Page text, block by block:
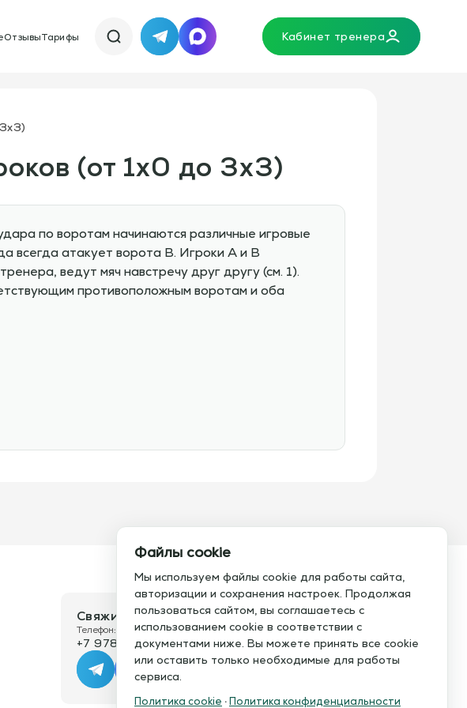
ОтзывыТарифы TelegramMAX Кабинет тренера
(от 1х0 до 3х3)
по воротам начинаются различные игровые
атакует ворота B. Игроки A и B
ведут мяч навстречу друг другу (см. 1).
противоположным воротам и оба
Свяжитесь с нами
Телефон:
+7 978 793 21 93
Электронная почта:
info@assistent-trenera.ru
Telegram
MAX
Файлы cookie
Мы используем файлы cookie для работы сайта,
авторизации и сохранения настроек. Продолжая
пользоваться сайтом, вы соглашаетесь с
использованием cookie в соответствии с
документами ниже. Вы можете принять все cookie
или оставить только необходимые для работы
сервиса.
Политика cookie ·Политика конфиденциальности